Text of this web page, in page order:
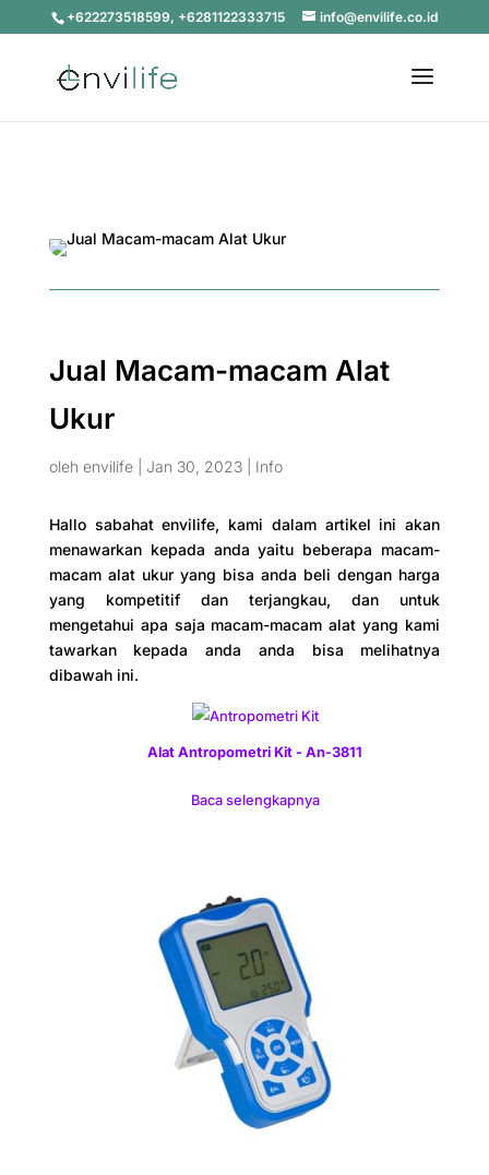
+622273518599, +6281122333715 info@envilife.co.id
Jual Macam-macam Alat
Ukur
oleh envilife| Jan 30, 2023| Info
Hallo sabahat envilife, kami dalam artikel ini akan
menawarkan kepada anda yaitu beberapa macam-
macam alat ukur yang bisa anda beli dengan harga
yang kompetitif dan terjangkau, dan untuk
mengetahui apa saja macam-macam alat yang kami
tawarkan kepada anda anda bisa melihatnya
dibawah ini.
Alat Antropometri Kit - An-3811
Baca selengkapnya